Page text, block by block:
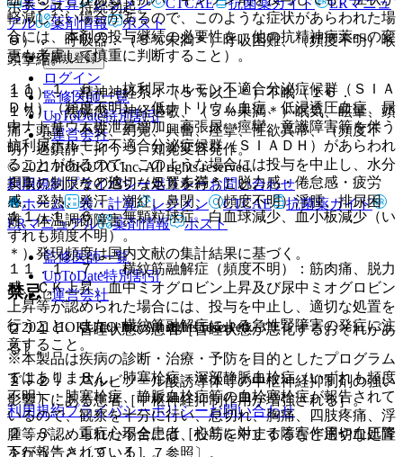
ポテンス、持続勃起。
９）． 呼吸器：（５％未満＊）呼吸困難、（頻度不明）喉
頭攣縮。
１０）． 精神神経系：（５％以上＊）不眠（１６．
１％）、焦燥感、神経過敏、（５％未満＊）眠気、眩暈、頭
痛・頭重、不安、幻覚、興奮、痙攣、性欲異常、（頻度不
明）過鎮静、抑うつ、知覚変容発作。
１１）． その他：（５％未満＊）脱力感・倦怠感・疲労
感、発熱、発汗、潮紅、鼻閉、（頻度不明）浮腫、排尿困
難、体温調節障害。
＊）発現頻度は国内文献の集計結果に基づく。
禁忌
２．１． 昏睡状態の患者［昏睡状態が悪化するおそれがあ
る］。
２．２． バルビツール酸誘導体等の中枢神経抑制剤の強い
影響下にある患者［中枢神経抑制作用が増強される］。
２．３． 重症心不全患者［心筋に対する障害作用や血圧降
下が報告されている］。
軽減しない場合があるので、このような症状があらわれた場
合には、本剤の投与継続の必要性を、他の抗精神病薬への変
更も考慮して慎重に判断すること）。
１１．１．５． 抗利尿ホルモン不適合分泌症候群（ＳＩＡ
ＤＨ）（頻度不明）：低ナトリウム血症、低浸透圧血症、尿
中ナトリウム排泄量増加、高張尿、痙攣、意識障害等を伴う
抗利尿ホルモン不適合分泌症候群（ＳＩＡＤＨ）があらわれ
ることがあるので、このような場合には投与を中止し、水分
摂取の制限など適切な処置を行うこと。
１１．１．６． 無顆粒球症、白血球減少、血小板減少（い
ずれも頻度不明）。
１１．１．７． 横紋筋融解症（頻度不明）：筋肉痛、脱力
感、ＣＫ上昇、血中ミオグロビン上昇及び尿中ミオグロビン
上昇等が認められた場合には、投与を中止し、適切な処置を
行うこと。また、横紋筋融解症による急性腎障害の発症に注
意すること。
１１．１．８． 肺塞栓症、深部静脈血栓症（いずれも頻度
不明）：肺塞栓症、静脈血栓症等の血栓塞栓症が報告されて
いるので、観察を十分に行い、息切れ、胸痛、四肢疼痛、浮
腫等が認められた場合には、投与を中止するなど適切な処置
を行うこと〔９．１．７参照〕。
アル
薬剤情報 ポスト
新規登録
ログイン
監修医師一覧
UpToDate特別割引
運営会社
© 2021 HOKUTO Inc. All rights reserved.
利用規約プライバシーポリシーお問い合わせ
ホーム
表・計算 レジメン CTCAE
抗菌薬ガイド
ERマニュアル
薬剤情報 ポスト
監修医師一覧
UpToDate特別割引
運営会社
© 2021 HOKUTO Inc. All rights reserved.
※本製品は疾病の診断・治療・予防を目的としたプログラム
ではありません。
利用規約プライバシーポリシーお問い合わせ